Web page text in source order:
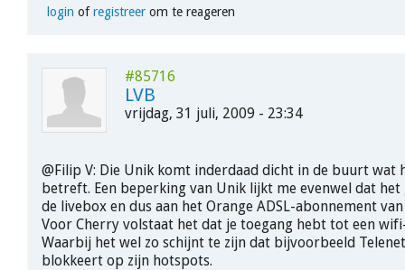
login ofregistreerom te reageren
#85716
LVB
vrijdag, 31 juli, 2009 - 23:34
@Filip V: Die Unik komt inderdaad dicht in de buurt wat
betreft. Een beperking van Unik lijkt me evenwel dat het
de livebox en dus aan het Orange ADSL-abonnement
Voor Cherry volstaat het dat je toegang hebt tot een
Waarbij het wel zo schijnt te zijn dat bijvoorbeeld
blokkeert op zijn hotspots.